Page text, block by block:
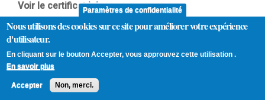
Voir le certificatici
Paramètres de confidentialité
Nous utilisons des cookies sur ce site pour améliorer votre expérience
d'utilisateur.
En cliquant sur le bouton Accepter, vous approuvez cette utilisation .
En savoir plus
Accepter Non, merci.